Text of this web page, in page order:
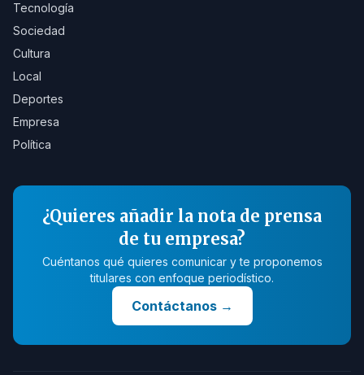
Tecnología
Sociedad
Cultura
Local
Deportes
Empresa
Política
¿Quieres añadir la nota de prensa
de tu empresa?
Cuéntanos qué quieres comunicar y te proponemos
titulares con enfoque periodístico.
Contáctanos→